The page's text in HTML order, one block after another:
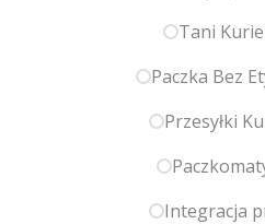
Tani
Paczka Bez
Przesyłki
Integracja